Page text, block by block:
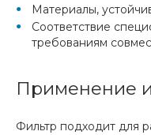
Материалы,
Соответствие
требованиям
Применение
Фильтр подходит для